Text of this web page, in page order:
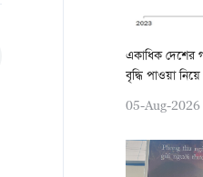
একাধিক দেশের
বৃদ্ধি পাওয়া
05-Aug-2026